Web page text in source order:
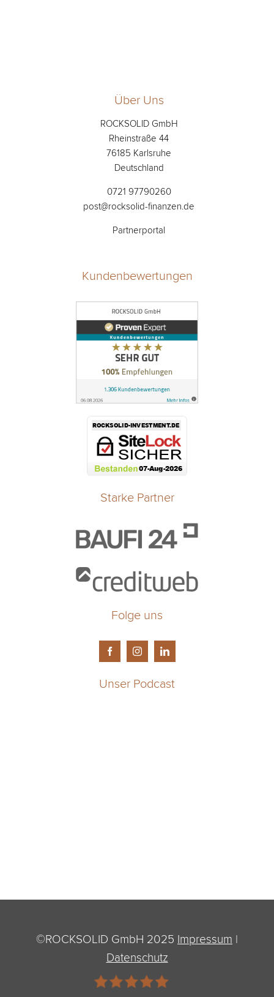
Über Uns
ROCKSOLID GmbH
Rheinstraße 44
76185 Karlsruhe
Deutschland
0721 97790260
post@rocksolid-finanzen.de
Partnerportal
Kundenbewertungen
Starke Partner
Folge uns
Unser Podcast
©ROCKSOLID GmbH 2025 Impressum |
Datenschutz